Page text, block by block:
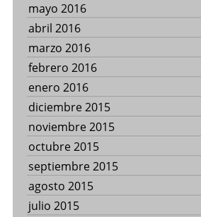
mayo 2016
abril 2016
marzo 2016
febrero 2016
enero 2016
diciembre 2015
noviembre 2015
octubre 2015
septiembre 2015
agosto 2015
julio 2015